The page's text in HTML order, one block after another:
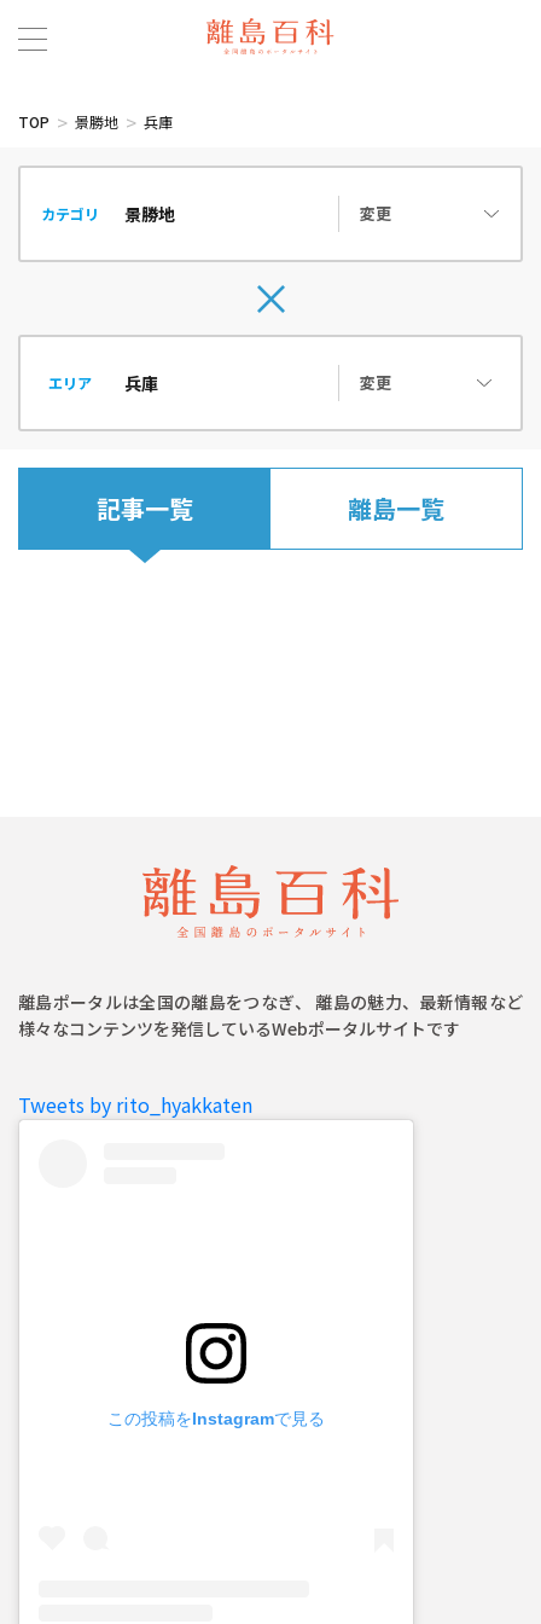
TOP 景勝地 兵庫
カテゴリ 変更
エリア 変更
記事一覧 離島一覧
離島ポータルは全国の離島をつなぎ、 離島の魅力、最新情報など
様々なコンテンツを発信しているWebポータルサイトです
Tweets by rito_hyakkaten
この投稿をInstagramで見る